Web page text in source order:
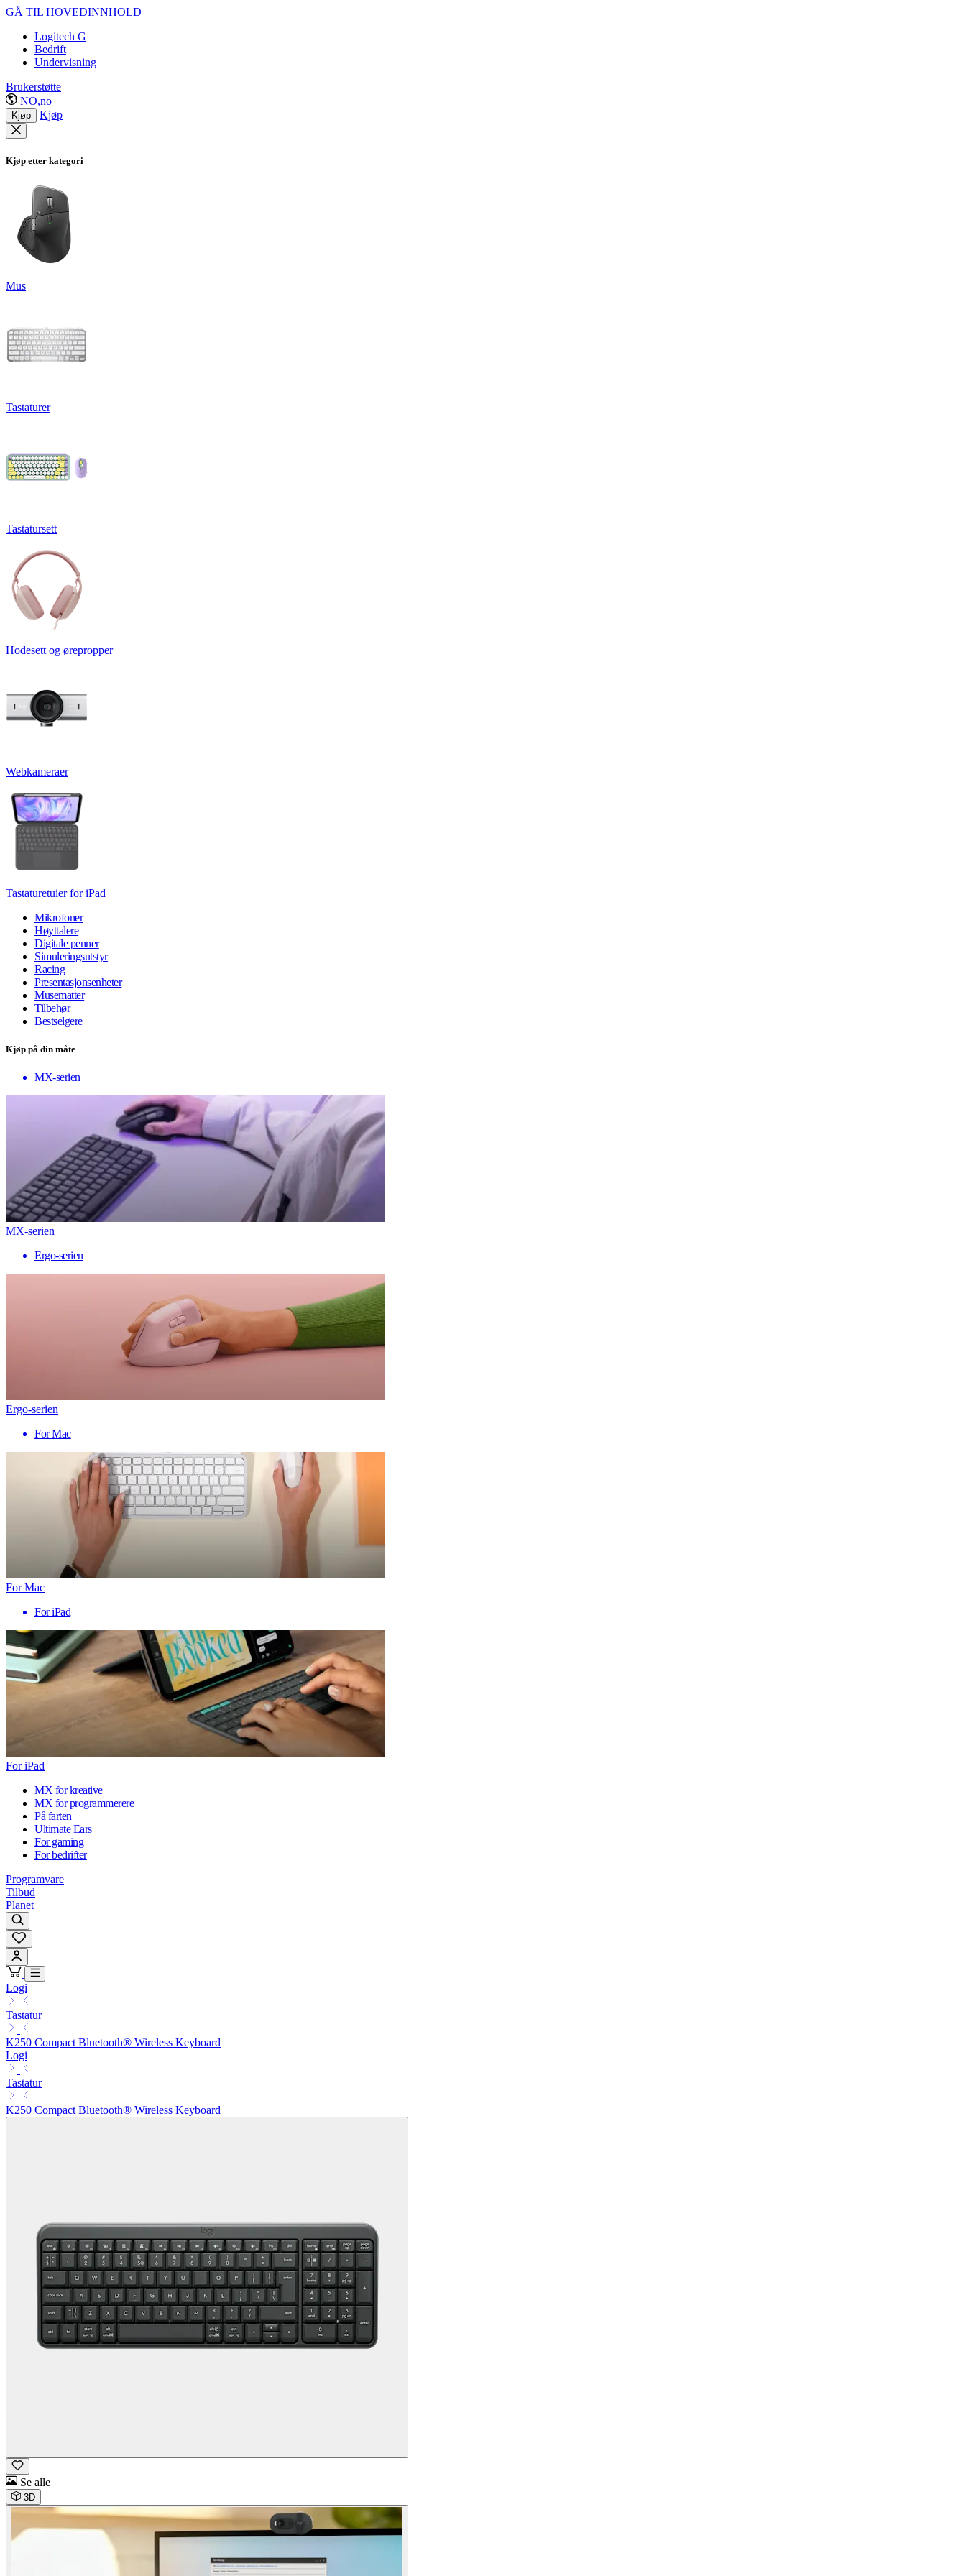
GÅ TIL HOVEDINNHOLD
Logitech G
Bedrift
Undervisning
Brukerstøtte
NO,no
Kjøp Kjøp
Kjøp etter kategori
Mus
Tastaturer
Tastatursett
Hodesett og ørepropper
Webkameraer
Tastaturetuier for iPad
Mikrofoner
Høyttalere
Digitale penner
Simuleringsutstyr
Racing
Presentasjonsenheter
Musematter
Tilbehør
Bestselgere
Kjøp på din måte
MX-serien
MX-serien
Ergo-serien
Ergo-serien
For Mac
For Mac
For iPad
For iPad
MX for kreative
MX for programmerere
På farten
Ultimate Ears
For gaming
For bedrifter
Programvare
Tilbud
Planet
Logi
Tastatur
K250 Compact Bluetooth® Wireless Keyboard
Logi
Tastatur
K250 Compact Bluetooth® Wireless Keyboard
Se alle
3D